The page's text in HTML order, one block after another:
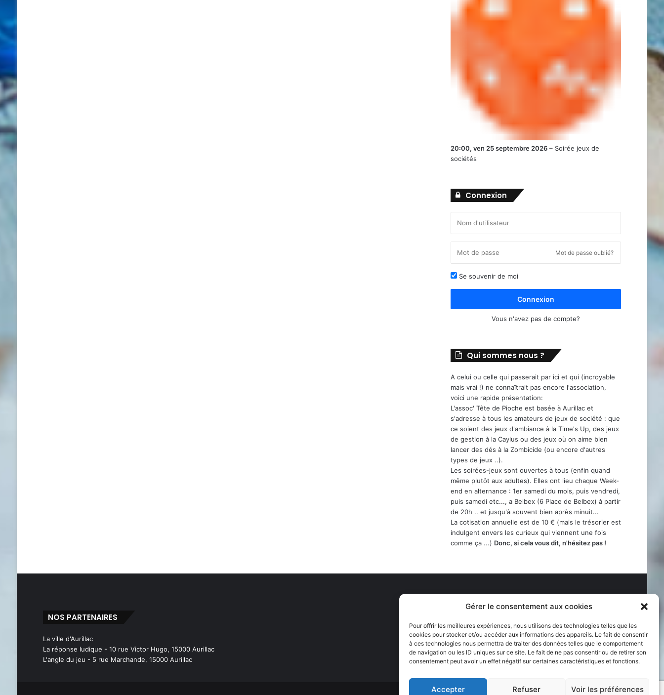
Gérer le consentement aux cookies
Pour offrir les meilleures expériences, nous utilisons des technologies telles que les
cookies pour stocker et/ou accéder aux informations des appareils. Le fait de consentir
à ces technologies nous permettra de traiter des données telles que le comportement
de navigation ou les ID uniques sur ce site. Le fait de ne pas consentir ou de retirer son
consentement peut avoir un effet négatif sur certaines caractéristiques et fonctions.
Accepter Refuser Voir les préférences
20:00, ven 25 septembre 2026 – Soirée jeux de
sociétés
Connexion
Mot de passe oublié?
Se souvenir de moi
Connexion
Vous n'avez pas de compte?
Qui sommes nous ?
A celui ou celle qui passerait par ici et qui (incroyable
mais vrai !) ne connaîtrait pas encore l'association,
voici une rapide présentation:
L'assoc' Tête de Pioche est basée à Aurillac et
s'adresse à tous les amateurs de jeux de société : que
ce soient des jeux d'ambiance à la Time's Up, des jeux
de gestion à la Caylus ou des jeux où on aime bien
lancer des dés à la Zombicide (ou encore d'autres
types de jeux ..).
Les soirées-jeux sont ouvertes à tous (enfin quand
même plutôt aux adultes). Elles ont lieu chaque Week-
end en alternance : 1er samedi du mois, puis vendredi,
puis samedi etc..., a Belbex (6 Place de Belbex) à partir
de 20h .. et jusqu'à souvent bien après minuit...
La cotisation annuelle est de 10 € (mais le trésorier est
indulgent envers les curieux qui viennent une fois
comme ça ...) Donc, si cela vous dit, n'hésitez pas !
NOS PARTENAIRES
La ville d'Aurillac
La réponse ludique - 10 rue Victor Hugo, 15000 Aurillac
L'angle du jeu - 5 rue Marchande, 15000 Aurillac